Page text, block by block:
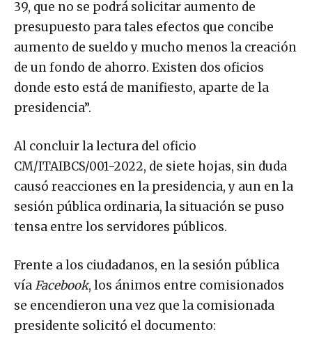
39, que no se podrá solicitar aumento de
presupuesto para tales efectos que concibe
aumento de sueldo y mucho menos la creación
de un fondo de ahorro. Existen dos oficios
donde esto está de manifiesto, aparte de la
presidencia”.
Al concluir la lectura del oficio
CM/ITAIBCS/001-2022, de siete hojas, sin duda
causó reacciones en la presidencia, y aun en la
sesión pública ordinaria, la situación se puso
tensa entre los servidores públicos.
Frente a los ciudadanos, en la sesión pública
víaFacebook, los ánimos entre comisionados
se encendieron una vez que la comisionada
presidente solicitó el documento: